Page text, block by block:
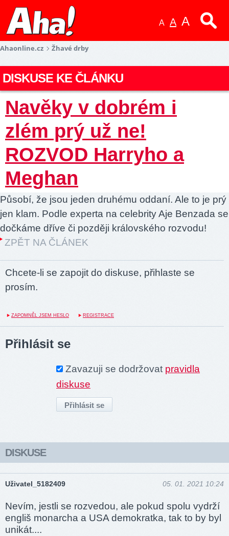
A A A
Ahaonline.cz Žhavé drby
DISKUSE KE ČLÁNKU
Navěky v dobrém i
zlém prý už ne!
ROZVOD Harryho a
Meghan
Působí, že jsou jeden druhému oddaní. Ale to je prý
jen klam. Podle experta na celebrity Aje Benzada se
dočkáme dříve či později královského rozvodu!
ZPĚT NA ČLÁNEK
Chcete-li se zapojit do diskuse, přihlaste se
prosím.
ZAPOMNĚL JSEM HESLO REGISTRACE
Přihlásit se
Zavazuji se dodržovat pravidla
diskuse
DISKUSE
Uživatel_5182409 05. 01. 2021 10:24
Nevím, jestli se rozvedou, ale pokud spolu vydrží
engliš monarcha a USA demokratka, tak to by byl
unikát....